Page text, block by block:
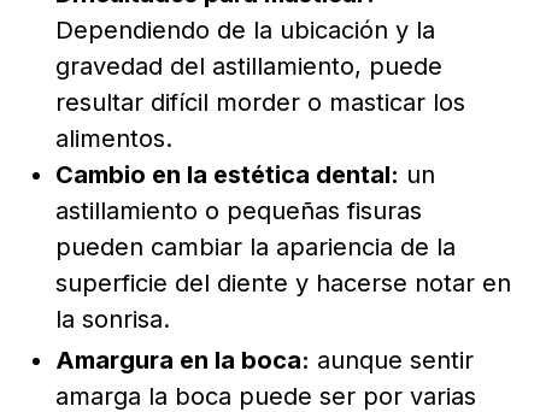
Dependiendo de la ubicación y la
gravedad del astillamiento, puede
resultar difícil morder o masticar los
alimentos.
Cambio en la estética dental: un
astillamiento o pequeñas fisuras
pueden cambiar la apariencia de la
superficie del diente y hacerse notar en
la sonrisa.
Amargura en la boca: aunque sentir
amarga la boca puede ser por varias